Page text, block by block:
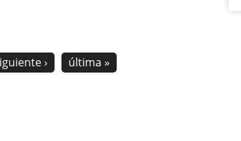
› última »